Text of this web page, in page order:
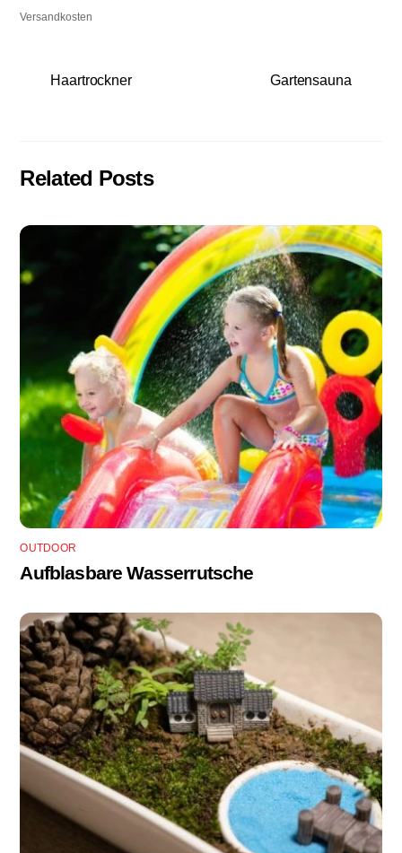
Versandkosten
Haartrockner Gartensauna
Related Posts
OUTDOOR
Aufblasbare Wasserrutsche